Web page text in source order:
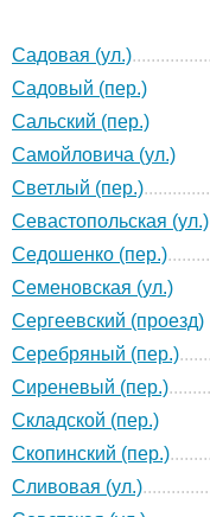
Садовая (ул.)
Садовый (пер.)
Сальский (пер.)
Самойловича (ул.)
Светлый (пер.)
Севастопольская (ул.)
Седошенко (пер.)
Семеновская (ул.)
Сергеевский (проезд)
Серебряный (пер.)
Сиреневый (пер.)
Складской (пер.)
Скопинский (пер.)
Сливовая (ул.)